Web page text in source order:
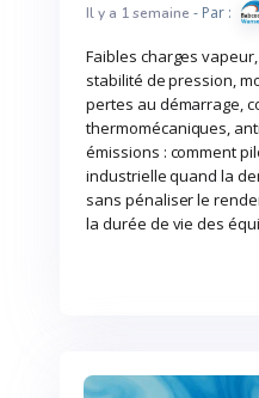
Il y a 1 semaine - Par :
Faibles charges
stabilité de pression,
pertes au démarrage,
thermomécaniques,
émissions : comment
industrielle quand la
sans pénaliser le
la durée de vie des